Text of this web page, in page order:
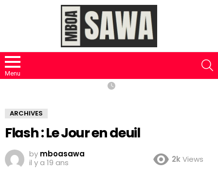
Menu
ARCHIVES
Flash : Le Jour en deuil
by mboasawa
il y a 19 ans
2kViews